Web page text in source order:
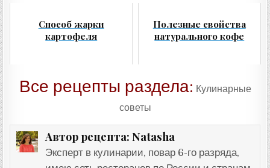
Способ жарки
картофеля
Полезные свойства
натурального кофе
Все рецепты раздела: Кулинарные
советы
Автор рецепта: Natasha
Эксперт в кулинарии, повар 6-го разряда,